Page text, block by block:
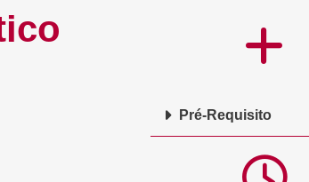
Pré-Requisito